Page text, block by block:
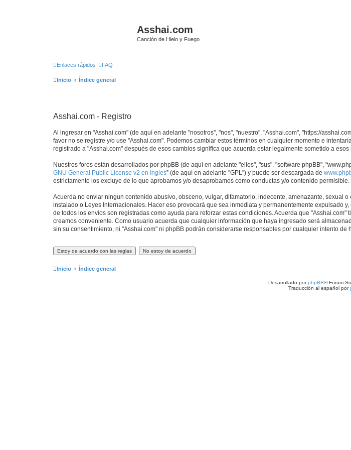
Asshai.com
Canción de Hielo y Fuego
Enlaces rápidos FAQ
Inicio Índice general
Asshai.com - Registro
Al ingresar en "Asshai.com" (de aquí en adelante "nosotros", "nos", "nuestro", "Asshai.com", "https://
favor no se registre y/o use "Asshai.com". Podemos cambiar estos términos en cualquier momento e
registrado a "Asshai.com" después de esos cambios significa que acuerda estar legalmente sometido a
Nuestros foros están desarrollados por phpBB (de aquí en adelante "ellos", "sus", "software phpBB",
GNU General Public License v2 en Ingles” (de aquí en adelante "GPL") y puede ser descargada de
estrictamente los excluye de lo que aprobamos y/o desaprobamos como conductas y/o contenido
Acuerda no enviar ningun contenido abusivo, obsceno, vulgar, difamatorio, indecente, amenazante,
instalado o Leyes Internacionales. Hacer eso provocará que sea inmediata y permanentemente expulsado
de todos los envíos son registradas como ayuda para reforzar estas condiciones. Acuerda que
creamos conveniente. Como usuario acuerda que cualquier información que haya ingresado será
sin su consentimiento, ni "Asshai.com" ni phpBB podrán considerarse responsables por cualquier intento
Inicio Índice general
Desarrollado porphpBB® Forum
Traducción al español por